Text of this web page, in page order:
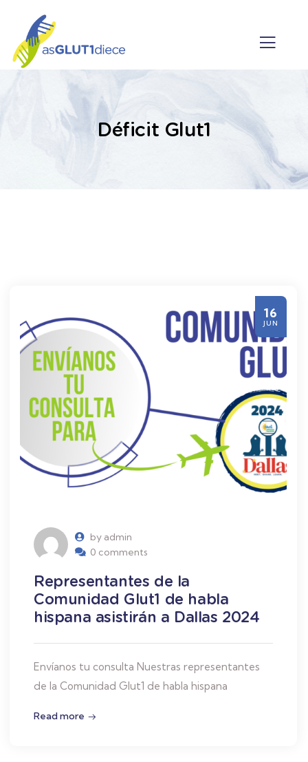
Déficit Glut1
by admin
0 comments
Representantes de la
Comunidad Glut1 de habla
hispana asistirán a Dallas 2024
Envíanos tu consulta Nuestras representantes
de la Comunidad Glut1 de habla hispana
Read more
16
JUN